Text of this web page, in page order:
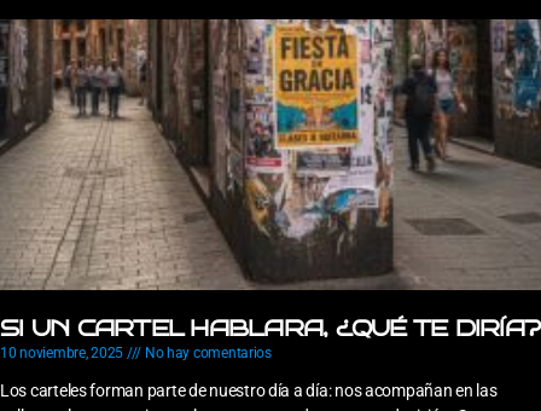
SI UN CARTEL HABLARA, ¿QUÉ TE DIRÍA?
10 noviembre, 2025 No hay comentarios
Los carteles forman parte de nuestro día a día: nos acompañan en las